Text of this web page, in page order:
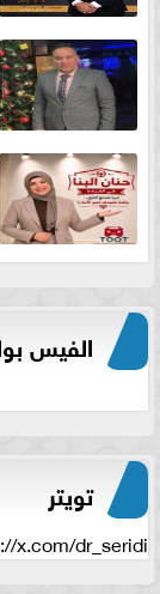
الفيس
تويتر
x.com/dr_seridi